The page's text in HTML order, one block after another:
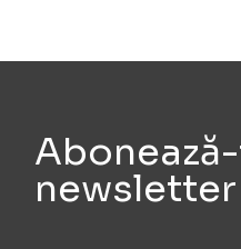
newsletter